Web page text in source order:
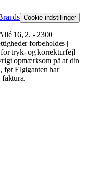
Cookie indstillinger
16, 2. - 2300
forbeholdes |
tryk- og korrekturfejl
opmærksom på at din
før Elgiganten har
faktura.